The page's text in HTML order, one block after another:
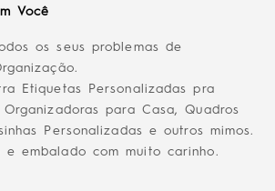
Você
os seus problemas de
Etiquetas Personalizadas pra
Organizadoras para Casa, Quadros
Personalizadas e outros mimos.
e embalado com muito carinho.